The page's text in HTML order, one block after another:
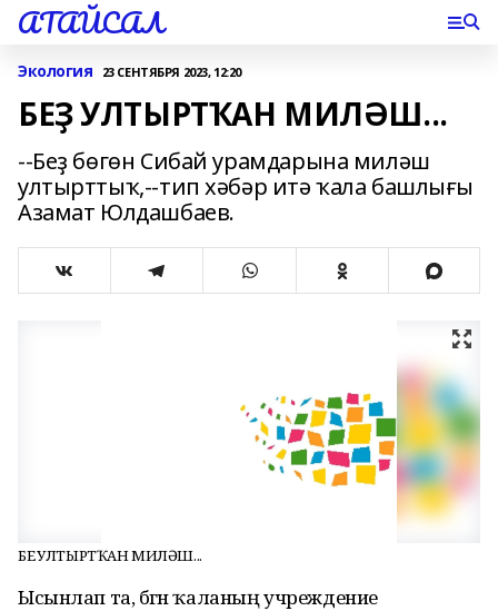
АТАЙСАЛ
Экология 23 СЕНТЯБРЯ 2023, 12:20
БЕҘ УЛТЫРТҠАН МИЛӘШ...
--Беҙ бөгөн Сибай урамдарына миләш
ултырттыҡ,--тип хәбәр итә ҡала башлығы
Азамат Юлдашбаев.
БЕҘ УЛТЫРТҠАН МИЛӘШ...
Ысынлап та, бөгөн ҡаланың учреждение